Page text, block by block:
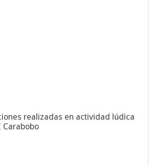
realizadas en actividad lúdica
Carabobo